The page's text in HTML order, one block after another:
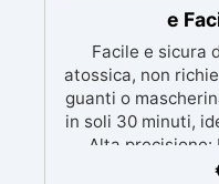
e
Facile e sicura
atossica, non
guanti o
in soli 30 minuti,
Alta
complessi con